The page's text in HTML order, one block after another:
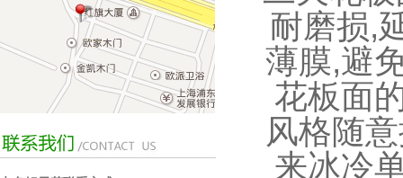
耐磨损,
薄膜,避
花板面
风格随
来冰冷